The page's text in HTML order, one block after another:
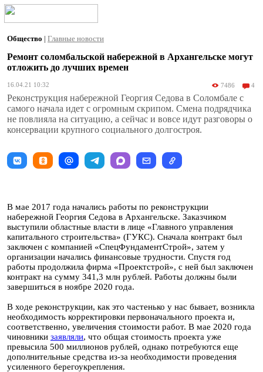
Общество | Главные новости
Ремонт соломбальской набережной в Архангельске могут
отложить до лучших времен
16.04.21 10:32 7486 4
Реконструкция набережной Георгия Седова в Соломбале с
самого начала идет с огромным скрипом. Смена подрядчика
не повлияла на ситуацию, а сейчас и вовсе идут разговоры о
консервации крупного социального долгостроя.
В мае 2017 года начались работы по реконструкции
набережной Георгия Седова в Архангельске. Заказчиком
выступили областные власти в лице «Главного управления
капитального строительства» (ГУКС). Сначала контракт был
заключен с компанией «СпецФундаментСтрой», затем у
организации начались финансовые трудности. Спустя год
работы продолжила фирма «Проектстрой», с ней был заключен
контракт на сумму 341,3 млн рублей. Работы должны были
завершиться в ноябре 2020 года.
В ходе реконструкции, как это частенько у нас бывает, возникла
необходимость корректировки первоначального проекта и,
соответственно, увеличения стоимости работ. В мае 2020 года
чиновники заявляли, что общая стоимость проекта уже
превысила 500 миллионов рублей, однако потребуются еще
дополнительные средства из-за необходимости проведения
усиленного берегоукрепления.